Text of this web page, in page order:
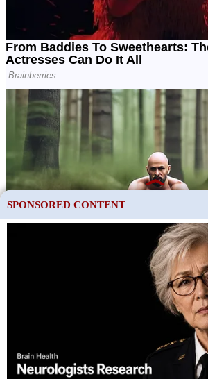
SPONSORED CONTENT